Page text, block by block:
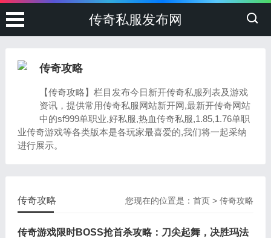
传奇私服发布网
传奇攻略
【传奇攻略】栏目发布今日新开传奇私服列表及游戏
资讯，提供常用传奇私服网站新开网,最新开传奇网站
中的sf999单职业,好私服,热血传奇私服,1.85,1.76单职
业传奇游戏等各类版本是各玩家最喜爱的,我们将一起采纳
进行展示。
您现在的位置是：首页 >传奇攻略
传奇攻略
传奇游戏限时BOSS抢首杀攻略：刀尖起舞，决胜玛法